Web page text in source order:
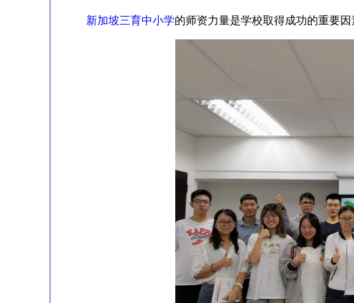
新加坡三育中小学的师资力量是学校取得成功的重要